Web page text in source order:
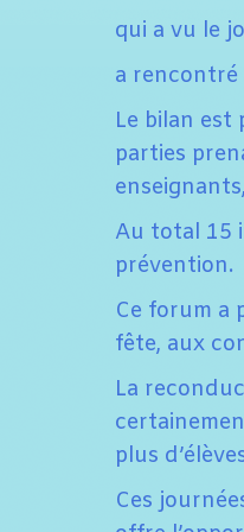
qui a vu le
a rencontré
Le bilan
parties
Au total 15
prévention.
Ce forum a
fête, aux
La
plus
Ces